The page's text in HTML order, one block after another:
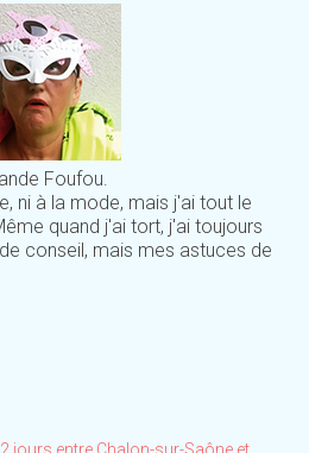
Foufou.
ni à la mode, mais j'ai tout le
quand j'ai tort, j'ai toujours
conseil, mais mes astuces de